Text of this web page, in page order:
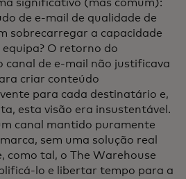
significativo (mas comum):
de e-mail de qualidade de
sobrecarregar a capacidade
O retorno do
canal de e-mail não justificava
criar conteúdo
para cada destinatário e,
esta visão era insustentável.
canal mantido puramente
sem uma solução real
como tal, o The Warehouse
lo e libertar tempo para a